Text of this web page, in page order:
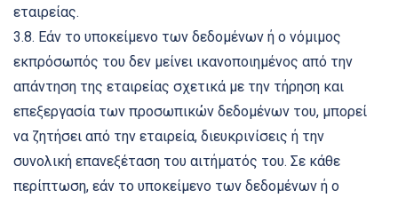
εταιρείας.
3.8. Εάν το υποκείμενο των δεδομένων ή ο νόμιμος
εκπρόσωπός του δεν μείνει ικανοποιημένος από την
απάντηση της εταιρείας σχετικά με την τήρηση και
επεξεργασία των προσωπικών δεδομένων του, μπορεί
να ζητήσει από την εταιρεία, διευκρινίσεις ή την
συνολική επανεξέταση του αιτήματός του. Σε κάθε
περίπτωση, εάν το υποκείμενο των δεδομένων ή ο